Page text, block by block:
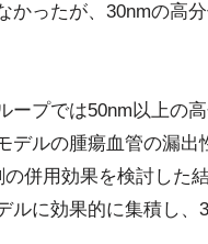
かったが、30nmの高
ープでは50nm以上の
デルの腫瘍血管の漏
併用効果を検討した
ルに効果的に集積し